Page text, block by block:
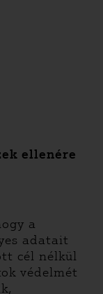
ellenére
a
adatait
cél nélkül
védelmét